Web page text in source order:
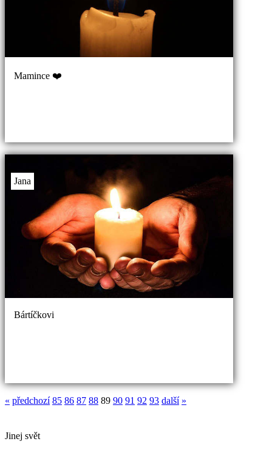
Mamince ❤️
Bártíčkovi
Jana
« předchozí 85 86 87 88 89 90 91 92 93 další »
Jinej svět